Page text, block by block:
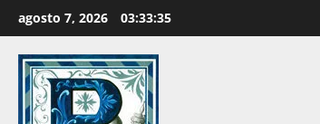
al
contenido
agosto 7, 2026 03:33:36